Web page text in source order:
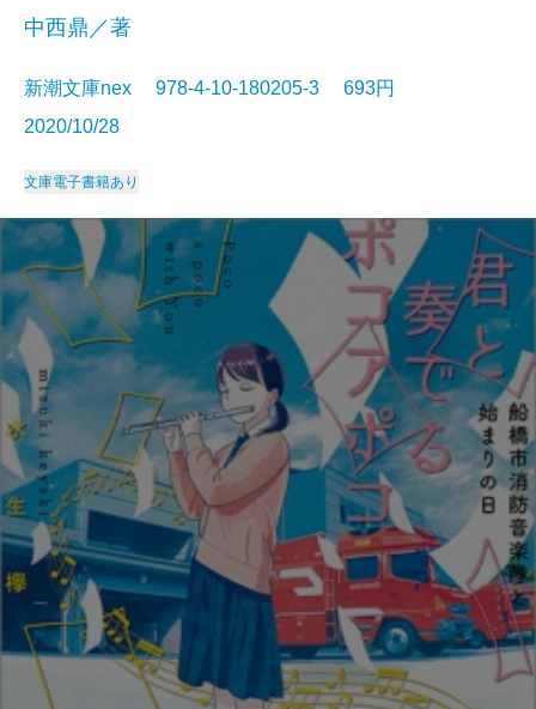
中西鼎／著
新潮文庫nex 978-4-10-180205-3 693円
2020/10/28
文庫電子書籍あり